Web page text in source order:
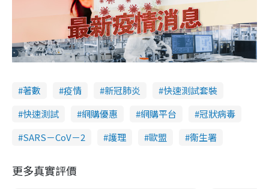
著數 疫情 新冠肺炎
快速測試套裝
快速測試
網購優惠 網購平台
冠狀病毒
SARS－CoV－2
護理 歐盟 衞生署
更多真實評價